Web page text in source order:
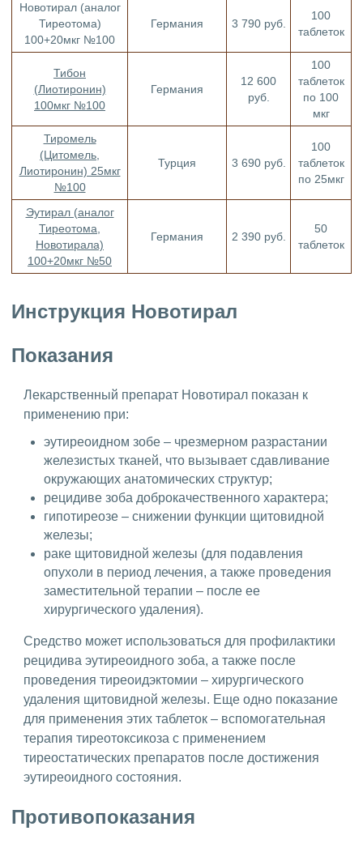
Новотирал (аналог
Тиреотома)
100+20мкг №100
Германия 3 790 руб.
100
таблеток
Тибон
(Лиотиронин)
100мкг №100
Германия
12 600
руб.
100
таблеток
по 100
мкг
Тиромель
(Цитомель,
Лиотиронин) 25мкг
№100
Турция 3 690 руб.
100
таблеток
по 25мкг
Эутирал (аналог
Тиреотома,
Новотирала)
100+20мкг №50
Германия 2 390 руб.
50
таблеток
Инструкция Новотирал
Показания
Лекарственный препарат Новотирал показан к
применению при:
эутиреоидном зобе – чрезмерном разрастании
железистых тканей, что вызывает сдавливание
окружающих анатомических структур;
рецидиве зоба доброкачественного характера;
гипотиреозе – снижении функции щитовидной
железы;
раке щитовидной железы (для подавления
опухоли в период лечения, а также проведения
заместительной терапии – после ее
хирургического удаления).
Средство может использоваться для профилактики
рецидива эутиреоидного зоба, а также после
проведения тиреоидэктомии – хирургического
удаления щитовидной железы. Еще одно показание
для применения этих таблеток – вспомогательная
терапия тиреотоксикоза с применением
тиреостатических препаратов после достижения
эутиреоидного состояния.
Противопоказания